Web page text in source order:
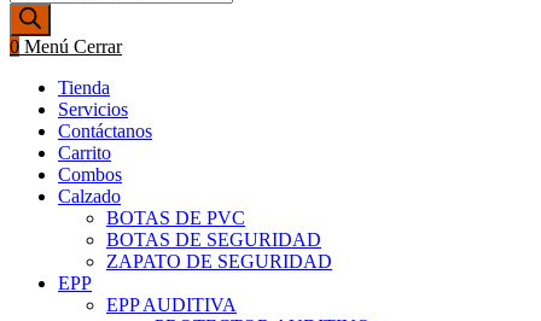
de
productos
0 Menú Cerrar
Tienda
Servicios
Contáctanos
Carrito
Combos
Calzado
BOTAS DE PVC
BOTAS DE SEGURIDAD
ZAPATO DE SEGURIDAD
EPP
EPP AUDITIVA